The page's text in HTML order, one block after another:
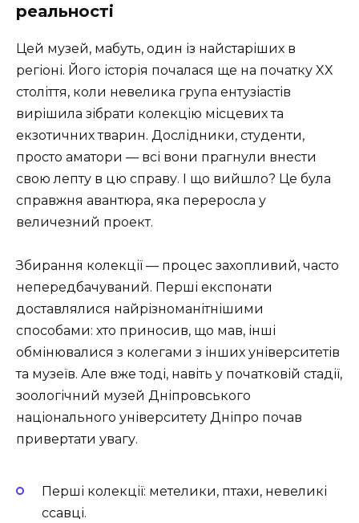
реальності
Цей музей, мабуть, один із найстаріших в
регіоні. Його історія почалася ще на початку XX
століття, коли невелика група ентузіастів
вирішила зібрати колекцію місцевих та
екзотичних тварин. Дослідники, студенти,
просто аматори — всі вони прагнули внести
свою лепту в цю справу. І що вийшло? Це була
справжня авантюра, яка переросла у
величезний проект.
Збирання колекції — процес захопливий, часто
непередбачуваний. Перші експонати
доставлялися найрізноманітнішими
способами: хто приносив, що мав, інші
обмінювалися з колегами з інших університетів
та музеїв. Але вже тоді, навіть у початковій стадії,
зоологічний музей Дніпровського
національного університету Дніпро почав
привертати увагу.
Перші колекції: метелики, птахи, невеликі
ссавці.